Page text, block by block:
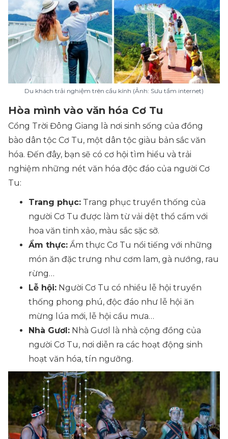
Du khách trải nghiệm trên cầu kính (Ảnh: Sưu tầm internet)
Hòa mình vào văn hóa Cơ Tu
Cổng Trời Đông Giang là nơi sinh sống của đồng
bào dân tộc Cơ Tu, một dân tộc giàu bản sắc văn
hóa. Đến đây, bạn sẽ có cơ hội tìm hiểu và trải
nghiệm những nét văn hóa độc đáo của người Cơ
Tu:
Trang phục: Trang phục truyền thống của
người Cơ Tu được làm từ vải dệt thổ cẩm với
hoa văn tinh xảo, màu sắc sặc sỡ.
Ẩm thực: Ẩm thực Cơ Tu nổi tiếng với những
món ăn đặc trưng như cơm lam, gà nướng, rau
rừng…
Lễ hội: Người Cơ Tu có nhiều lễ hội truyền
thống phong phú, độc đáo như lễ hội ăn
mừng lúa mới, lễ hội cầu mưa…
Nhà Gươl: Nhà Gươl là nhà cộng đồng của
người Cơ Tu, nơi diễn ra các hoạt động sinh
hoạt văn hóa, tín ngưỡng.